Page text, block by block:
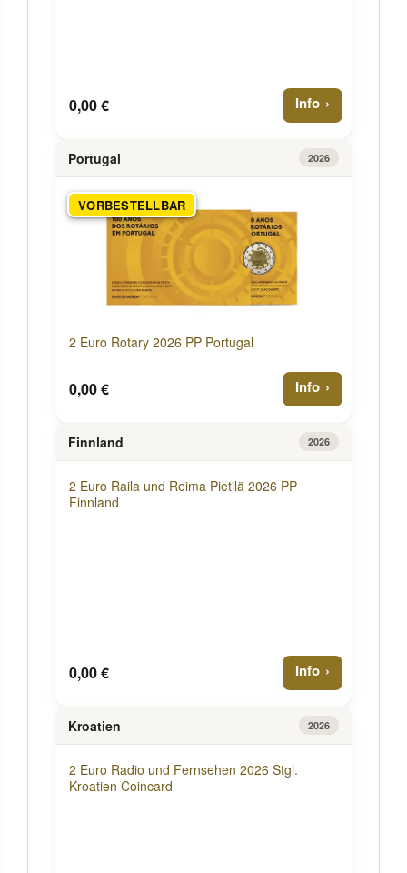
0,00 € Info
Portugal 2026
VORBESTELLBAR
2 Euro Rotary 2026 PP Portugal
0,00 € Info
Finnland 2026
2 Euro Raila und Reima Pietilä 2026 PP
Finnland
0,00 € Info
Kroatien 2026
2 Euro Radio und Fernsehen 2026 Stgl.
Kroatien Coincard